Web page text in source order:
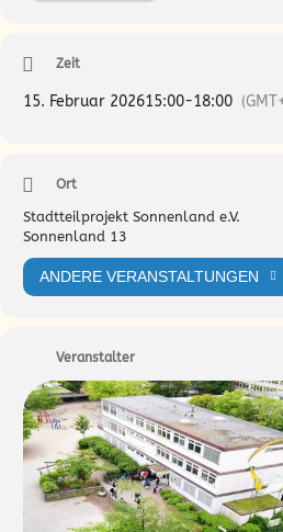
Der Sonnenland Salon schafft
kreativen Machens, der Sonnenland-
Kaffee und Kuchen. Für Jede und
kostenfrei.
Zeit
15. Februar 202615:00-18:00
Ort
Stadtteilprojekt Sonnenland e.V.
Sonnenland 13
ANDERE VERANSTALTUNGEN
Veranstalter